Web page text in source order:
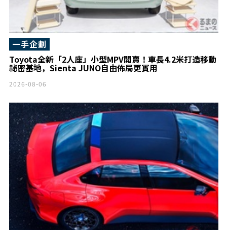
Toyota全新「2人座」小型MPV開賣！車長4.2米打造移動
祕密基地，Sienta JUNO自由佈局更實用
一手企劃
2026-08-06